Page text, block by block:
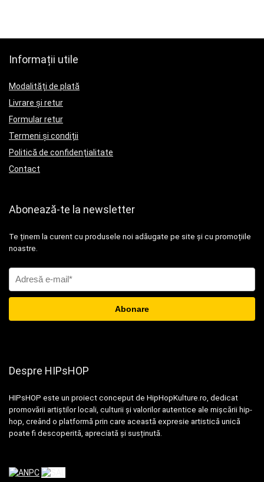
Informații utile
Modalități de plată
Livrare și retur
Formular retur
Termeni și condiții
Politică de confidențialitate
Contact
Abonează-te la newsletter
Te ținem la curent cu produsele noi adăugate pe site și cu promoțiile
noastre.
Despre HIPsHOP
HIPsHOP este un proiect conceput de HipHopKulture.ro, dedicat
promovării artiștilor locali, culturii și valorilor autentice ale mișcării hip-
hop, creând o platformă prin care această expresie artistică unică
poate fi descoperită, apreciată și susținută.